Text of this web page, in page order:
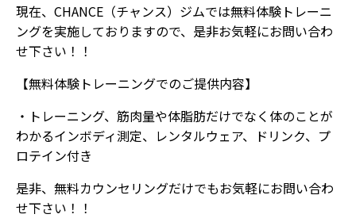
現在、CHANCE（チャンス）ジムでは無料体験トレーニ
ングを実施しておりますので、是非お気軽にお問い合わ
せ下さい！！
【無料体験トレーニングでのご提供内容】
・トレーニング、筋肉量や体脂肪だけでなく体のことが
わかるインボディ測定、レンタルウェア、ドリンク、プ
ロテイン付き
是非、無料カウンセリングだけでもお気軽にお問い合わ
せ下さい！！